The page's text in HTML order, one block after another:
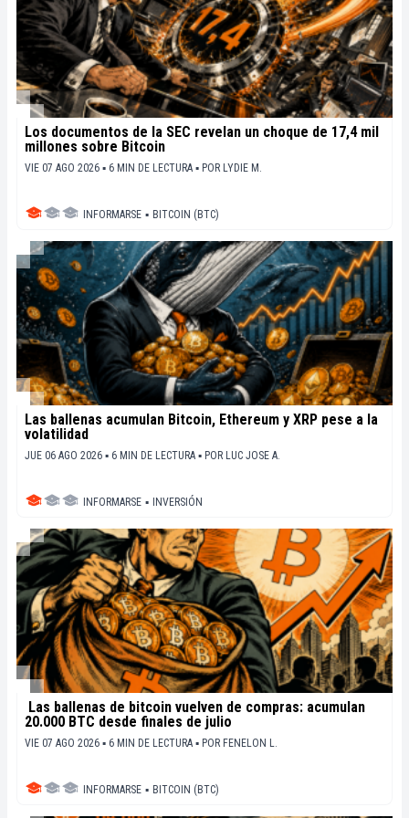
Los documentos de la SEC revelan un choque de 17,4 mil
millones sobre Bitcoin
VIE 07 AGO 2026 ▪ 6 MIN DE LECTURA ▪ POR LYDIE M.
INFORMARSE ▪ BITCOIN (BTC)
Las ballenas acumulan Bitcoin, Ethereum y XRP pese a la
volatilidad
JUE 06 AGO 2026 ▪ 6 MIN DE LECTURA ▪ POR LUC JOSE A.
INFORMARSE ▪ INVERSIÓN
Las ballenas de bitcoin vuelven de compras: acumulan
20.000 BTC desde finales de julio
VIE 07 AGO 2026 ▪ 6 MIN DE LECTURA ▪ POR FENELON L.
INFORMARSE ▪ BITCOIN (BTC)